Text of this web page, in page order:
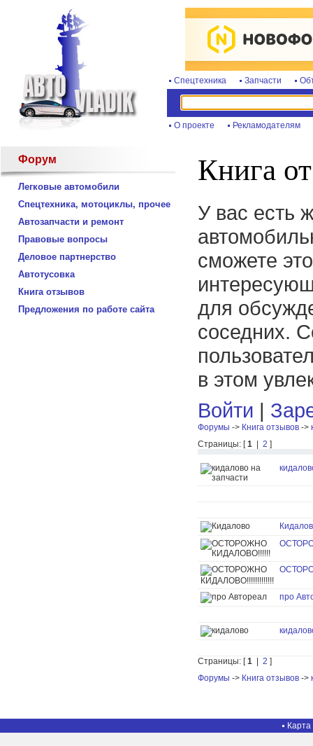
Спецтехника Запчасти
О проекте Рекламодателям
Форум
Легковые автомобили
Спецтехника, мотоциклы, прочее
Автозапчасти и ремонт
Правовые вопросы
Деловое партнерство
Автотусовка
Книга отзывов
Предложения по работе сайта
Книга
У вас есть
сможете
для
соседних.
в этом
Войти |
Форумы -> Книга отзывов ->
Страницы: [1 2 ]
про
Страницы: [1 2 ]
Форумы -> Книга отзывов ->
Карта